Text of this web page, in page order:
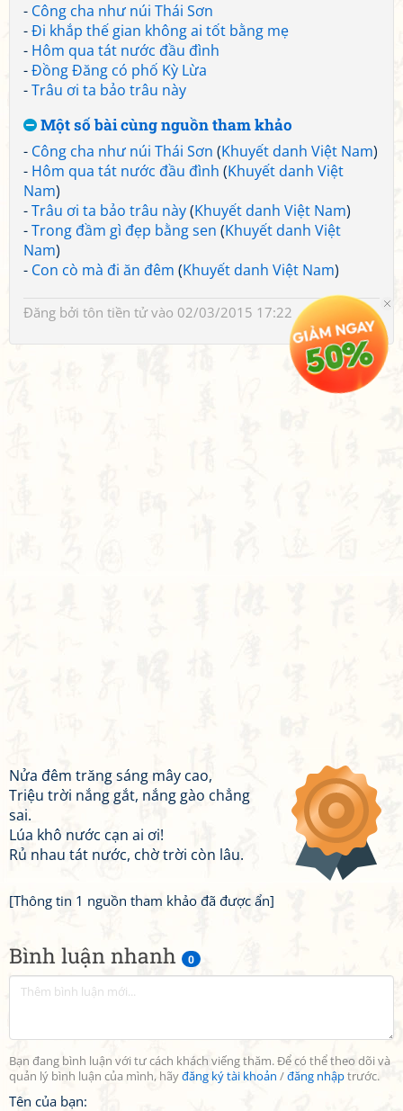
Bình luận nhanh 0
Bạn đang bình luận với tư cách khách viếng thăm. Để có thể theo dõi và
quản lý bình luận của mình, hãyđăng ký tài khoản /đăng nhậptrước.
Tên của bạn:
- Công cha như núi Thái Sơn
-Đi khắp thế gian không ai tốt bằng mẹ
- Hôm qua tát nước đầu đình
-Đồng Đăng có phố Kỳ Lừa
-Trâu ơi ta bảo trâu này
Một số bài cùng nguồn tham khảo
- Công cha như núi Thái Sơn (Khuyết danh Việt Nam)
- Hôm qua tát nước đầu đình (Khuyết danh Việt
Nam)
-Trâu ơi ta bảo trâu này(Khuyết danh Việt Nam)
-Trong đầm gì đẹp bằng sen (Khuyết danh Việt
Nam)
- Con cò mà đi ăn đêm (Khuyết danh Việt Nam)
Đăng bởi tôn tiền tửvào 02/03/2015 17:22
Nửa đêm trăng sáng mây cao,
Triệu trời nắng gắt, nắng gào chẳng
sai.
Lúa khô nước cạn ai ơi!
Rủ nhau tát nước, chờ trời còn lâu.
[Thông tin 1 nguồn tham khảo đã được ẩn]